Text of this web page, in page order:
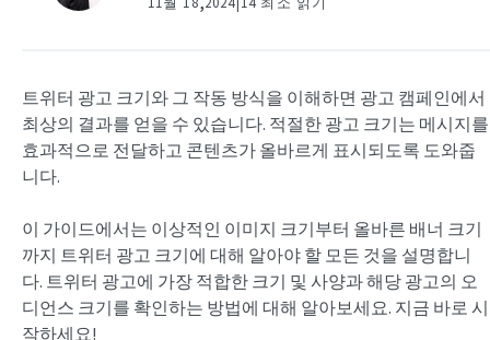
트위터 광고 크기와 그 작동 방식을 이해하면 광고 캠페인에서
최상의 결과를 얻을 수 있습니다. 적절한 광고 크기는 메시지를
효과적으로 전달하고 콘텐츠가 올바르게 표시되도록 도와줍
니다.
이 가이드에서는 이상적인 이미지 크기부터 올바른 배너 크기
까지 트위터 광고 크기에 대해 알아야 할 모든 것을 설명합니
다. 트위터 광고에 가장 적합한 크기 및 사양과 해당 광고의 오
디언스 크기를 확인하는 방법에 대해 알아보세요. 지금 바로 시
작하세요!